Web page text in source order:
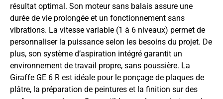
résultat optimal. Son moteur sans balais assure une
durée de vie prolongée et un fonctionnement sans
vibrations. La vitesse variable (1 à 6 niveaux) permet de
personnaliser la puissance selon les besoins du projet. De
plus, son système d’aspiration intégré garantit un
environnement de travail propre, sans poussière. La
Giraffe GE 6 R est idéale pour le ponçage de plaques de
plâtre, la préparation de peintures et la finition sur des